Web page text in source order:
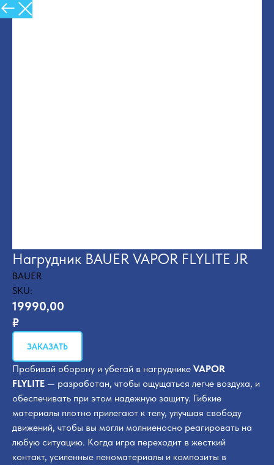
Назад в Каталог
Нагрудник BAUER VAPOR FLYLITE JR
BAUER
SKU:
19990,00
₽
ЗАКАЗАТЬ
Пробивай оборону и убегай в нагруднике VAPOR
FLYLITE — разработан, чтобы ощущаться легче воздуха, и
обеспечивать при этом надежную защиту. Гибкие
материалы плотно прилегают к телу, улучшая свободу
движений, чтобы вы могли молниеносно реагировать на
любую ситуацию. Когда игра переходит в жесткий
контакт, усиленные пеноматериалы и композиты в